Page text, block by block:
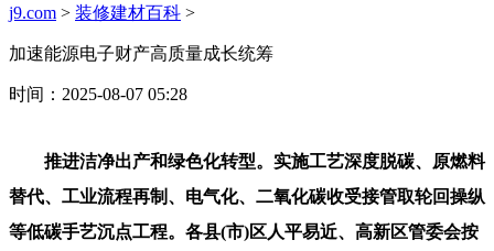
j9.com > 装修建材百科 >
加速能源电子财产高质量成长统筹
时间：2025-08-07 05:28
推进洁净出产和绿色化转型。实施工艺深度脱碳、原燃料
替代、工业流程再制、电气化、二氧化碳收受接管取轮回操纵
等低碳手艺沉点工程。各县(市)区人平易近、高新区管委会按